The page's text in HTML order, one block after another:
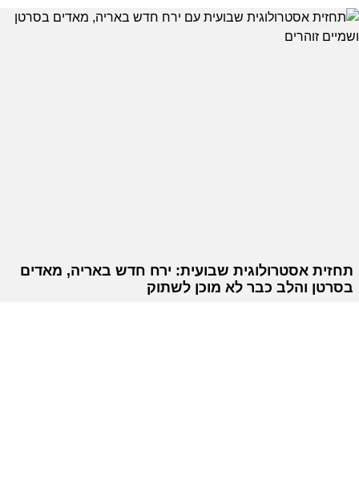
תחזית אסטרולוגית שבועית: ירח חדש באריה, מאדים
בסרטן והלב כבר לא מוכן לשתוק